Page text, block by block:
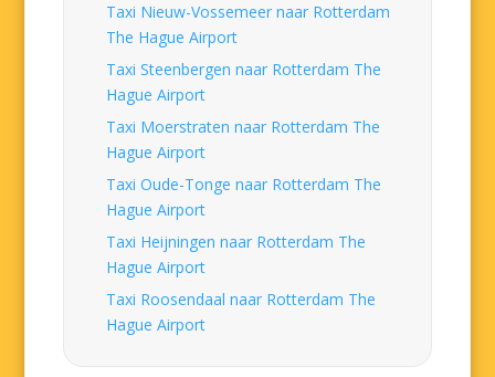
Taxi Nieuw-Vossemeer naar Rotterdam
The Hague Airport
Taxi Steenbergen naar Rotterdam The
Hague Airport
Taxi Moerstraten naar Rotterdam The
Hague Airport
Taxi Oude-Tonge naar Rotterdam The
Hague Airport
Taxi Heijningen naar Rotterdam The
Hague Airport
Taxi Roosendaal naar Rotterdam The
Hague Airport